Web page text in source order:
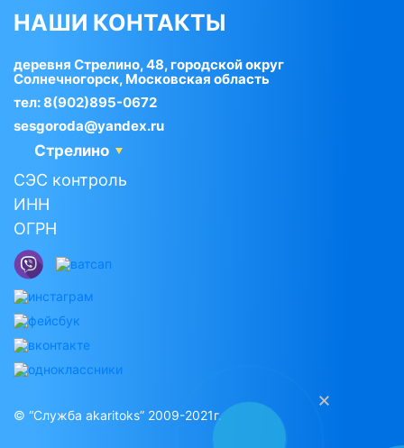
НАШИ КОНТАКТЫ
деревня Стрелино, 48, городской округ
Солнечногорск, Московская область
тел:8(902)895-0672
sesgoroda@yandex.ru
Стрелино
СЭС контроль
ИНН
ОГРН
© “Служба akaritoks” 2009-2021г.